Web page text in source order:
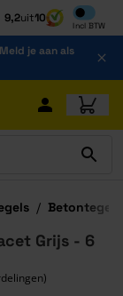
9,2uit10
Incl BTW
Inclusief
Meld je aan als
/
Grijs - 6